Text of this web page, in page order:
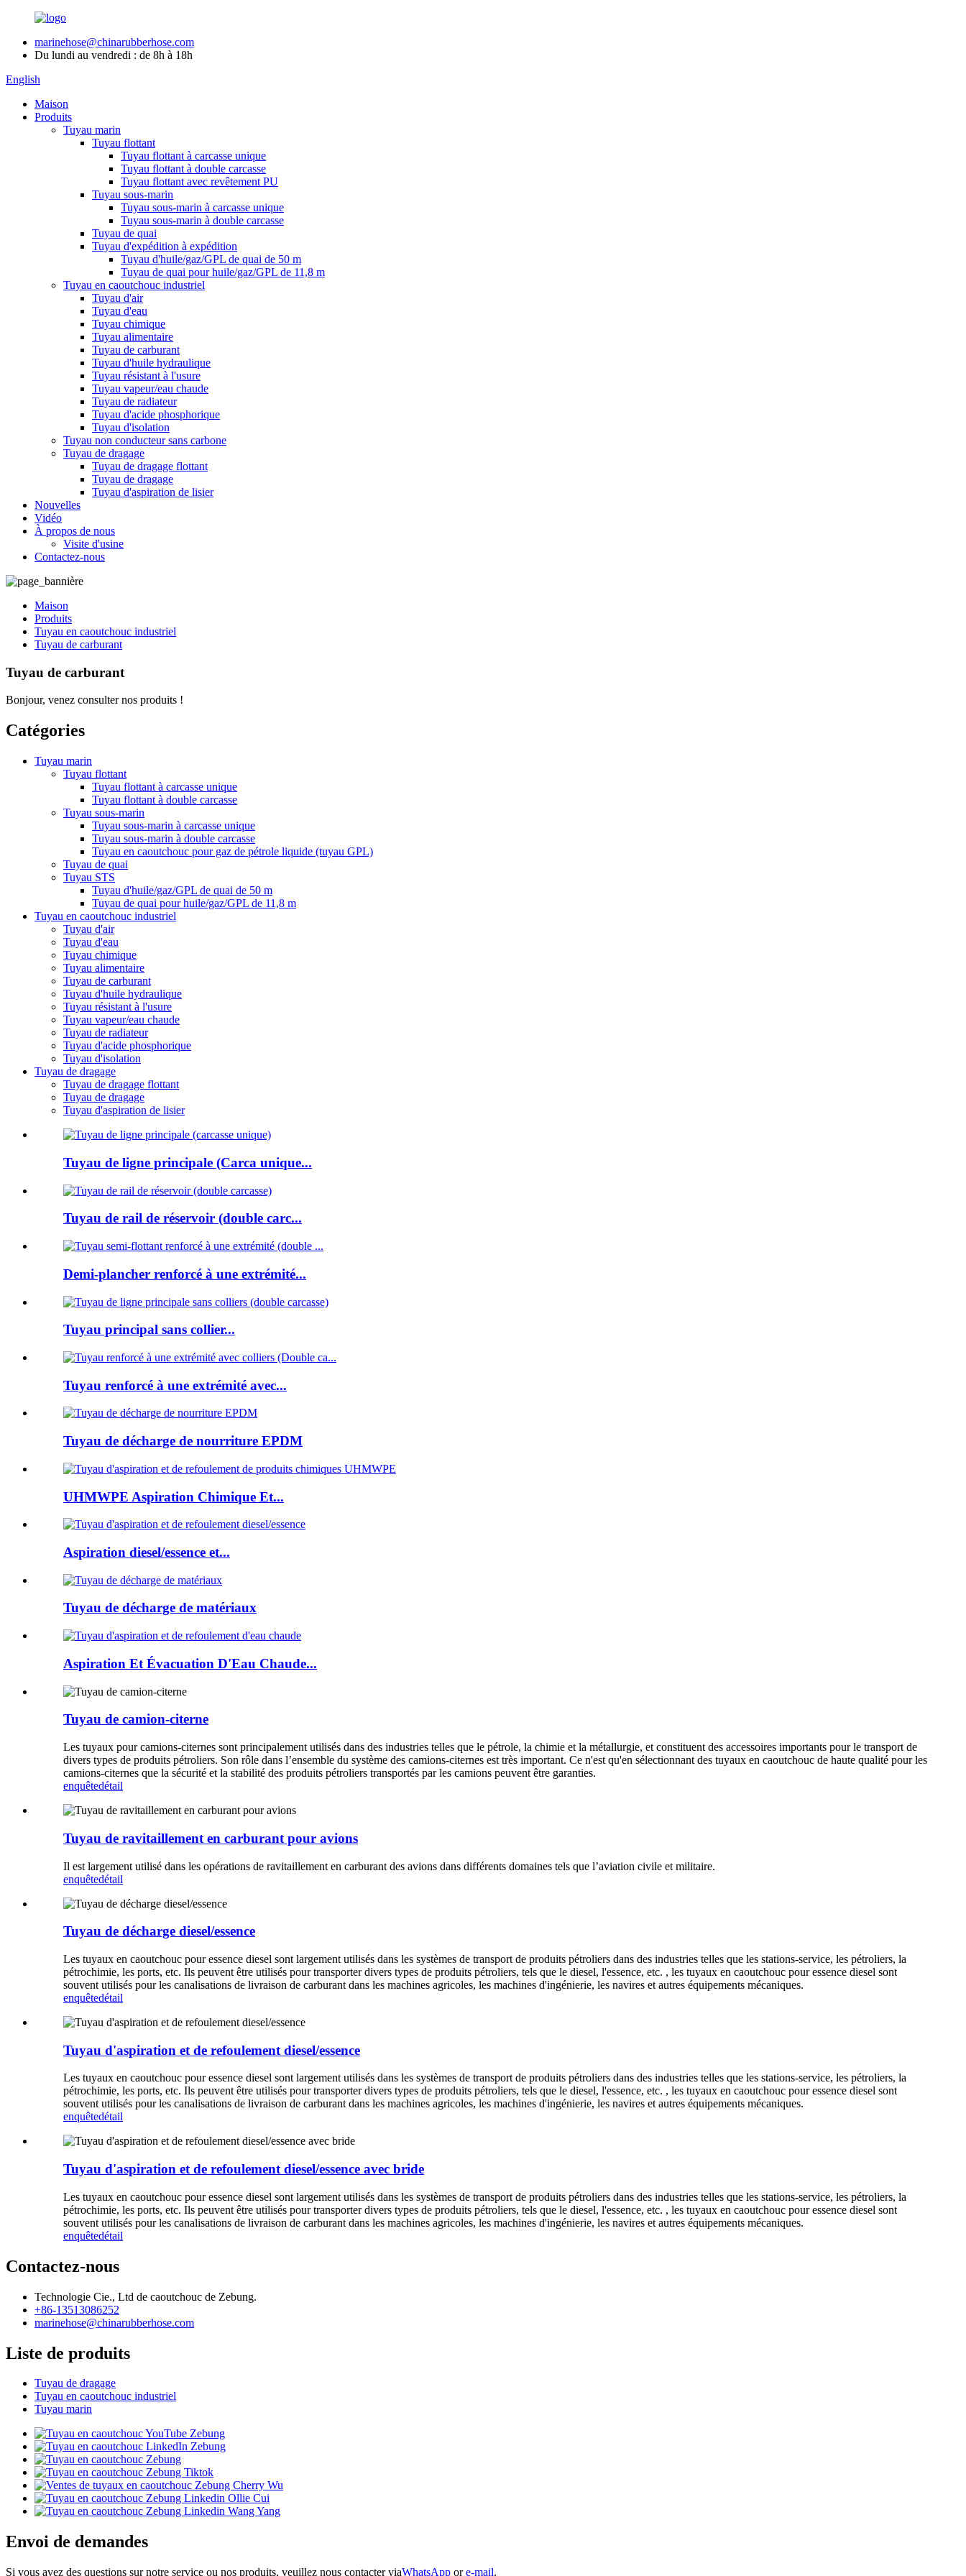
marinehose@chinarubberhose.com
Du lundi au vendredi : de 8h à 18h
English
Maison
Produits
Tuyau marin
Tuyau flottant
Tuyau flottant à carcasse unique
Tuyau flottant à double carcasse
Tuyau flottant avec revêtement PU
Tuyau sous-marin
Tuyau sous-marin à carcasse unique
Tuyau sous-marin à double carcasse
Tuyau de quai
Tuyau d'expédition à expédition
Tuyau d'huile/gaz/GPL de quai de 50 m
Tuyau de quai pour huile/gaz/GPL de 11,8 m
Tuyau en caoutchouc industriel
Tuyau d'air
Tuyau d'eau
Tuyau chimique
Tuyau alimentaire
Tuyau de carburant
Tuyau d'huile hydraulique
Tuyau résistant à l'usure
Tuyau vapeur/eau chaude
Tuyau de radiateur
Tuyau d'acide phosphorique
Tuyau d'isolation
Tuyau non conducteur sans carbone
Tuyau de dragage
Tuyau de dragage flottant
Tuyau de dragage
Tuyau d'aspiration de lisier
Nouvelles
Vidéo
À propos de nous
Visite d'usine
Contactez-nous
Maison
Produits
Tuyau en caoutchouc industriel
Tuyau de carburant
Tuyau de carburant
Bonjour, venez consulter nos produits !
Catégories
Tuyau marin
Tuyau flottant
Tuyau flottant à carcasse unique
Tuyau flottant à double carcasse
Tuyau sous-marin
Tuyau sous-marin à carcasse unique
Tuyau sous-marin à double carcasse
Tuyau en caoutchouc pour gaz de pétrole liquide (tuyau GPL)
Tuyau de quai
Tuyau STS
Tuyau d'huile/gaz/GPL de quai de 50 m
Tuyau de quai pour huile/gaz/GPL de 11,8 m
Tuyau en caoutchouc industriel
Tuyau d'air
Tuyau d'eau
Tuyau chimique
Tuyau alimentaire
Tuyau de carburant
Tuyau d'huile hydraulique
Tuyau résistant à l'usure
Tuyau vapeur/eau chaude
Tuyau de radiateur
Tuyau d'acide phosphorique
Tuyau d'isolation
Tuyau de dragage
Tuyau de dragage flottant
Tuyau de dragage
Tuyau d'aspiration de lisier
Tuyau de ligne principale (Carca unique...
Tuyau de rail de réservoir (double carc...
Demi-plancher renforcé à une extrémité...
Tuyau principal sans collier...
Tuyau renforcé à une extrémité avec...
Tuyau de décharge de nourriture EPDM
UHMWPE Aspiration Chimique Et...
Aspiration diesel/essence et...
Tuyau de décharge de matériaux
Aspiration Et Évacuation D'Eau Chaude...
Tuyau de camion-citerne
Les tuyaux pour camions-citernes sont principalement utilisés dans des industries telles que le pétrole, la chimie et la métallurgie, et constituent des accessoires importants pour le transport de
divers types de produits pétroliers. Son rôle dans l’ensemble du système des camions-citernes est très important. Ce n'est qu'en sélectionnant des tuyaux en caoutchouc de haute qualité pour les
camions-citernes que la sécurité et la stabilité des produits pétroliers transportés par les camions peuvent être garanties.
enquêtedétail
Tuyau de ravitaillement en carburant pour avions
Il est largement utilisé dans les opérations de ravitaillement en carburant des avions dans différents domaines tels que l’aviation civile et militaire.
enquêtedétail
Tuyau de décharge diesel/essence
Les tuyaux en caoutchouc pour essence diesel sont largement utilisés dans les systèmes de transport de produits pétroliers dans des industries telles que les stations-service, les pétroliers, la
pétrochimie, les ports, etc. Ils peuvent être utilisés pour transporter divers types de produits pétroliers, tels que le diesel, l'essence, etc. , les tuyaux en caoutchouc pour essence diesel sont
souvent utilisés pour les canalisations de livraison de carburant dans les machines agricoles, les machines d'ingénierie, les navires et autres équipements mécaniques.
enquêtedétail
Tuyau d'aspiration et de refoulement diesel/essence
Les tuyaux en caoutchouc pour essence diesel sont largement utilisés dans les systèmes de transport de produits pétroliers dans des industries telles que les stations-service, les pétroliers, la
pétrochimie, les ports, etc. Ils peuvent être utilisés pour transporter divers types de produits pétroliers, tels que le diesel, l'essence, etc. , les tuyaux en caoutchouc pour essence diesel sont
souvent utilisés pour les canalisations de livraison de carburant dans les machines agricoles, les machines d'ingénierie, les navires et autres équipements mécaniques.
enquêtedétail
Tuyau d'aspiration et de refoulement diesel/essence avec bride
Les tuyaux en caoutchouc pour essence diesel sont largement utilisés dans les systèmes de transport de produits pétroliers dans des industries telles que les stations-service, les pétroliers, la
pétrochimie, les ports, etc. Ils peuvent être utilisés pour transporter divers types de produits pétroliers, tels que le diesel, l'essence, etc. , les tuyaux en caoutchouc pour essence diesel sont
souvent utilisés pour les canalisations de livraison de carburant dans les machines agricoles, les machines d'ingénierie, les navires et autres équipements mécaniques.
enquêtedétail
Contactez-nous
Technologie Cie., Ltd de caoutchouc de Zebung.
+86-13513086252
marinehose@chinarubberhose.com
Liste de produits
Tuyau de dragage
Tuyau en caoutchouc industriel
Tuyau marin
Envoi de demandes
Si vous avez des questions sur notre service ou nos produits, veuillez nous contacter viaWhatsApp ore-mail.